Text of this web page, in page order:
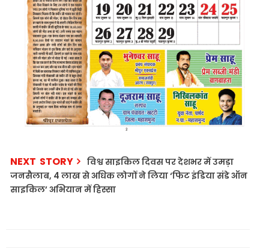
NEXT STORY
विश्व साइकिल दिवस पर देशभर में उमड़ा
जनसैलाब, 4 लाख से अधिक लोगों ने लिया ‘फिट इंडिया संडे ऑन
साइकिल’ अभियान में हिस्सा